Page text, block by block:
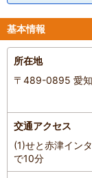
基本情報
所在地
〒489-0895 愛
交通アクセス
(1)せと赤津イン
で10分